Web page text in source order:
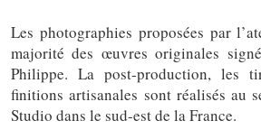
Les photographies proposées par
majorité des œuvres originales
Philippe. La post-production, les
finitions artisanales sont réalisés au
Studio dans le sud-est de la France.